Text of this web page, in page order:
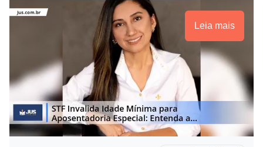
Leia mais